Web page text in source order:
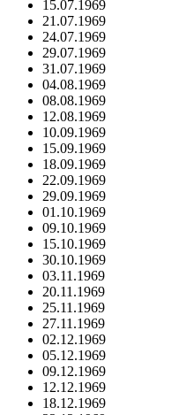
15.07.1969
21.07.1969
24.07.1969
29.07.1969
31.07.1969
04.08.1969
08.08.1969
12.08.1969
10.09.1969
15.09.1969
18.09.1969
22.09.1969
29.09.1969
01.10.1969
09.10.1969
15.10.1969
30.10.1969
03.11.1969
20.11.1969
25.11.1969
27.11.1969
02.12.1969
05.12.1969
09.12.1969
12.12.1969
18.12.1969